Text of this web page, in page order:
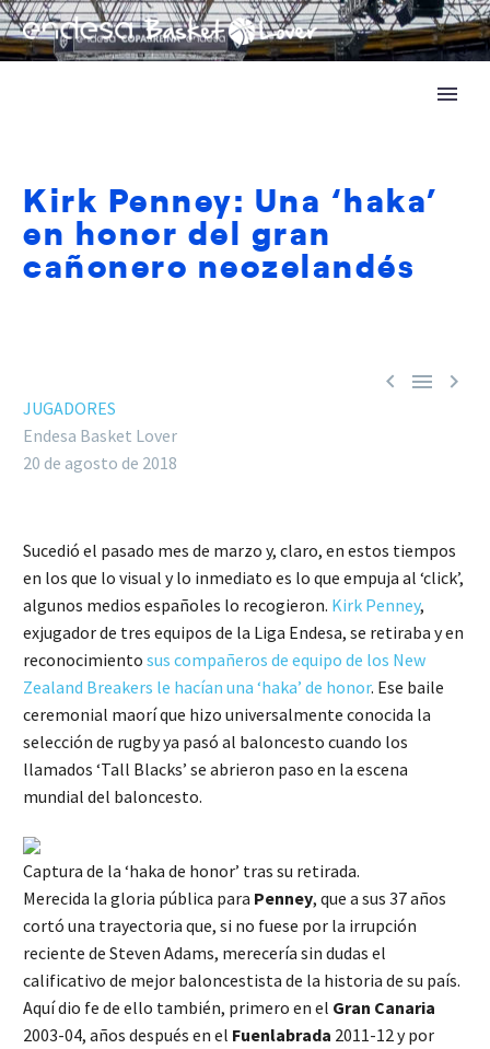
Kirk Penney: Una ‘haka’
en honor del gran
cañonero neozelandés
  
JUGADORES
Endesa Basket Lover
20 de agosto de 2018
Sucedió el pasado mes de marzo y, claro, en estos tiempos
en los que lo visual y lo inmediato es lo que empuja al ‘click’,
algunos medios españoles lo recogieron. Kirk Penney,
exjugador de tres equipos de la Liga Endesa, se retiraba y en
reconocimiento sus compañeros de equipo de los New
Zealand Breakers le hacían una ‘haka’ de honor. Ese baile
ceremonial maorí que hizo universalmente conocida la
selección de rugby ya pasó al baloncesto cuando los
llamados ‘Tall Blacks’ se abrieron paso en la escena
mundial del baloncesto.
Captura de la ‘haka de honor’ tras su retirada.
Merecida la gloria pública para Penney, que a sus 37 años
cortó una trayectoria que, si no fuese por la irrupción
reciente de Steven Adams, merecería sin dudas el
calificativo de mejor baloncestista de la historia de su país.
Aquí dio fe de ello también, primero en el Gran Canaria
2003-04, años después en el Fuenlabrada 2011-12 y por